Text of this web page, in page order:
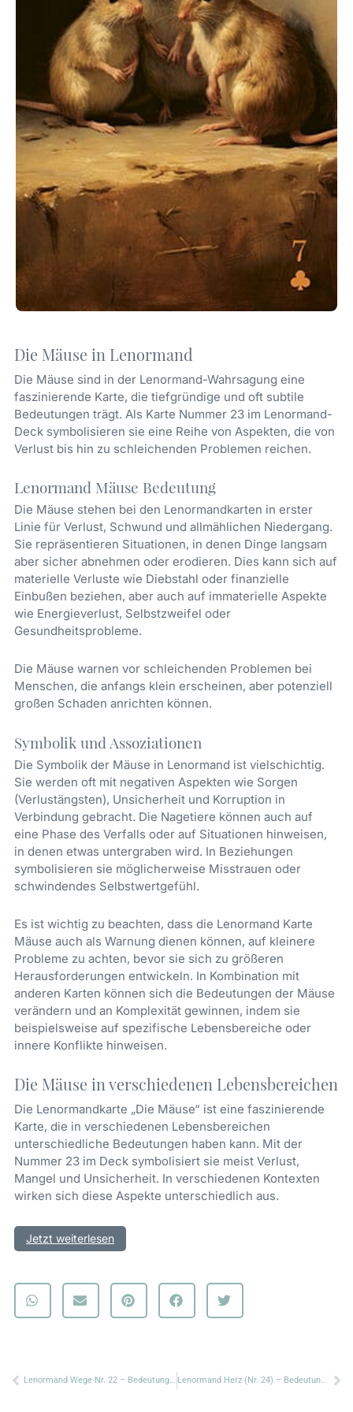
Die Mäuse in Lenormand
Die Mäuse sind in der Lenormand-Wahrsagung eine
faszinierende Karte, die tiefgründige und oft subtile
Bedeutungen trägt. Als Karte Nummer 23 im Lenormand-
Deck symbolisieren sie eine Reihe von Aspekten, die von
Verlust bis hin zu schleichenden Problemen reichen.
Lenormand Mäuse Bedeutung
Die Mäuse stehen bei den Lenormandkarten in erster
Linie für Verlust, Schwund und allmählichen Niedergang.
Sie repräsentieren Situationen, in denen Dinge langsam
aber sicher abnehmen oder erodieren. Dies kann sich auf
materielle Verluste wie Diebstahl oder finanzielle
Einbußen beziehen, aber auch auf immaterielle Aspekte
wie Energieverlust, Selbstzweifel oder
Gesundheitsprobleme.
Die Mäuse warnen vor schleichenden Problemen bei
Menschen, die anfangs klein erscheinen, aber potenziell
großen Schaden anrichten können.
Symbolik und Assoziationen
Die Symbolik der Mäuse in Lenormand ist vielschichtig.
Sie werden oft mit negativen Aspekten wie Sorgen
(Verlustängsten), Unsicherheit und Korruption in
Verbindung gebracht. Die Nagetiere können auch auf
eine Phase des Verfalls oder auf Situationen hinweisen,
in denen etwas untergraben wird. In Beziehungen
symbolisieren sie möglicherweise Misstrauen oder
schwindendes Selbstwertgefühl.
Es ist wichtig zu beachten, dass die Lenormand Karte
Mäuse auch als Warnung dienen können, auf kleinere
Probleme zu achten, bevor sie sich zu größeren
Herausforderungen entwickeln. In Kombination mit
anderen Karten können sich die Bedeutungen der Mäuse
verändern und an Komplexität gewinnen, indem sie
beispielsweise auf spezifische Lebensbereiche oder
innere Konflikte hinweisen.
Die Mäuse in verschiedenen Lebensbereichen
Die Lenormandkarte „Die Mäuse“ ist eine faszinierende
Karte, die in verschiedenen Lebensbereichen
unterschiedliche Bedeutungen haben kann. Mit der
Nummer 23 im Deck symbolisiert sie meist Verlust,
Mangel und Unsicherheit. In verschiedenen Kontexten
wirken sich diese Aspekte unterschiedlich aus.
Liebe und Beziehungen
Probleme und Sorgen hin. Sie kann auf einen
schleichenden Verlust von Vertrauen oder Liebe in einer
Kommunikationsschwierigkeiten oder emotionale
Jetzt weiterlesen
Zurück Lenormand Herz (Nr. 24) – Bedeutung und Kombinationen